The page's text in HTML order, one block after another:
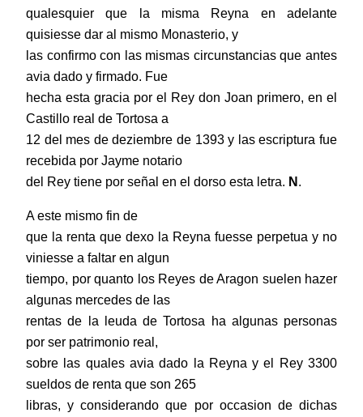
qualesquier que la misma Reyna en adelante
quisiesse dar al mismo Monasterio, y
las confirmo con las mismas circunstancias que antes
avia dado y firmado. Fue
hecha esta gracia por el Rey don Joan primero, en el
Castillo real de Tortosa a
12 del mes de deziembre de 1393 y las escriptura fue
recebida por Jayme notario
del Rey tiene por señal en el dorso esta letra. N.
A este mismo fin de
que la renta que dexo la Reyna fuesse perpetua y no
viniesse a faltar en algun
tiempo, por quanto los Reyes de Aragon suelen hazer
algunas mercedes de las
rentas de la leuda de Tortosa ha algunas personas
por ser patrimonio real,
sobre las quales avia dado la Reyna y el Rey 3300
sueldos de renta que son 265
libras, y considerando que por occasion de dichas